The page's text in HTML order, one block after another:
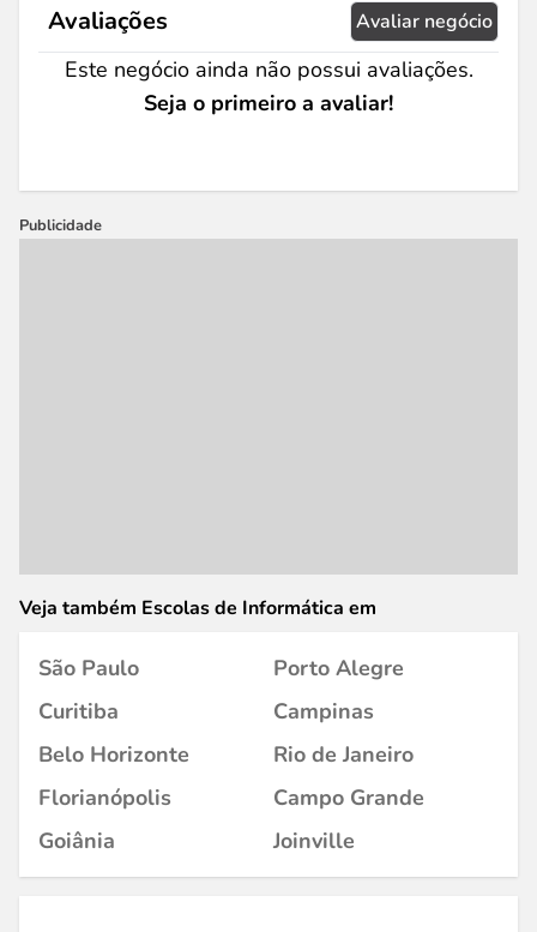
Avaliações Avaliar negócio
Este negócio ainda não possui avaliações.
Seja o primeiro a avaliar!
Publicidade
Veja também Escolas de Informática em
São Paulo
Porto Alegre
Curitiba
Campinas
Belo Horizonte
Rio de Janeiro
Florianópolis
Campo Grande
Goiânia
Joinville